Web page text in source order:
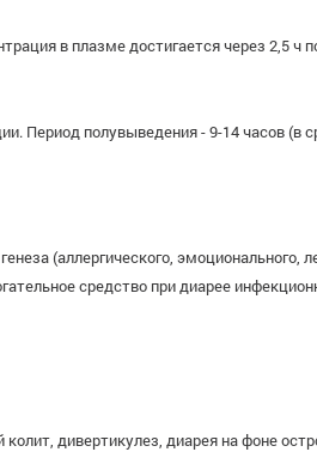
в плазме достигается через
Период полувыведения - 9-14 часов
(аллергического,
средство при диарее
дивертикулез, диарея на фоне